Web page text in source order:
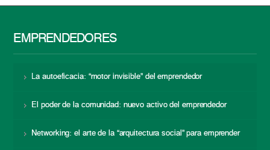
EMPRENDEDORES
La autoeficacia: “motor invisible” del emprendedor
El poder de la comunidad: nuevo activo del emprendedor
Networking: el arte de la “arquitectura social” para emprender